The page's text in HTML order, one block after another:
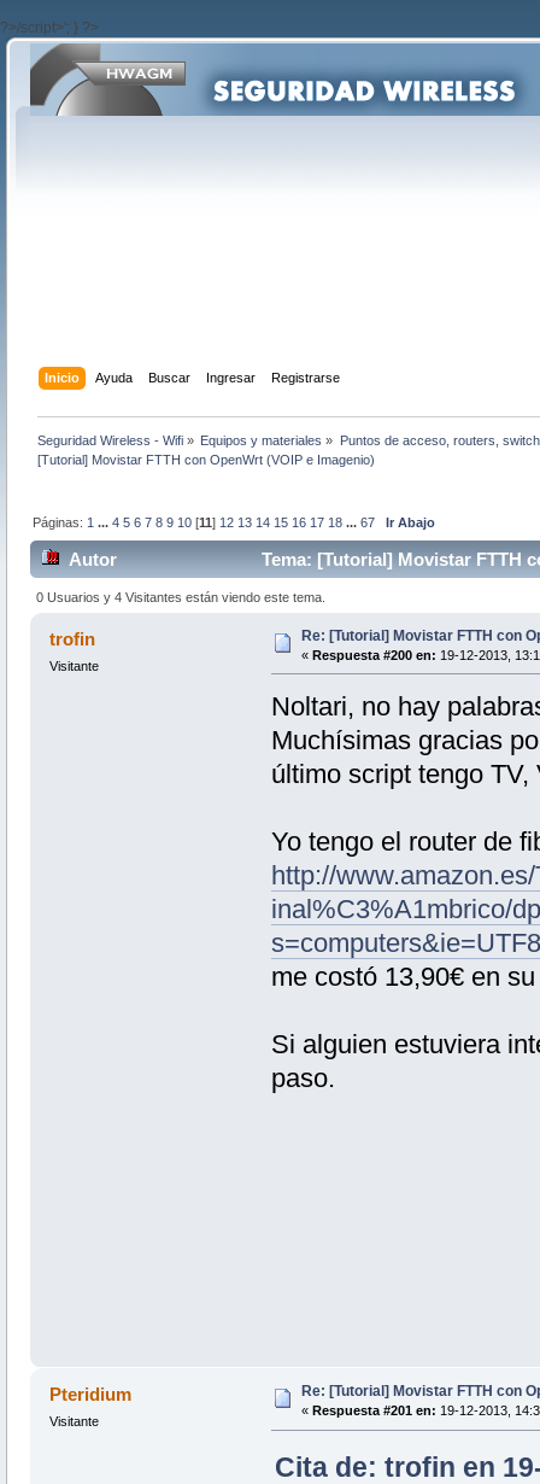
?>/script>'; } ?>
Inicio Ayuda Buscar Ingresar Registrarse
Seguridad Wireless - Wifi » Equipos y materiales » Puntos de acceso, routers,
[Tutorial] Movistar FTTH con OpenWrt (VOIP e Imagenio)
Páginas: 1 ...4 5 6 7 8 9 10 [11] 12 13 14 15 16 17 18 ...67 Ir Abajo
Autor Tema: [Tutorial] Movistar FTTH
0 Usuarios y 4 Visitantes están viendo este tema.
trofin
Visitante
Re: [Tutorial] Movistar FTTH con
« Respuesta #200 en: 19-12-2013,
Noltari, no hay
Muchísimas gracias
último script tengo
Yo tengo el router de
http://
inal%C3%A1mbrico/
me costó 13,90€ en
Si alguien estuviera
paso.
Pteridium
Visitante
Re: [Tutorial] Movistar FTTH con
« Respuesta #201 en: 19-12-2013,
Cita de: trofin en